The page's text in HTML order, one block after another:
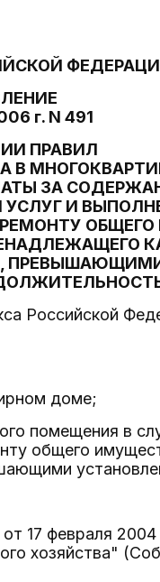
г. N 491
ПРАВИЛ
В
ЗА
И
Российской
доме;
помещения в
общего
17 февраля
хозяйства"